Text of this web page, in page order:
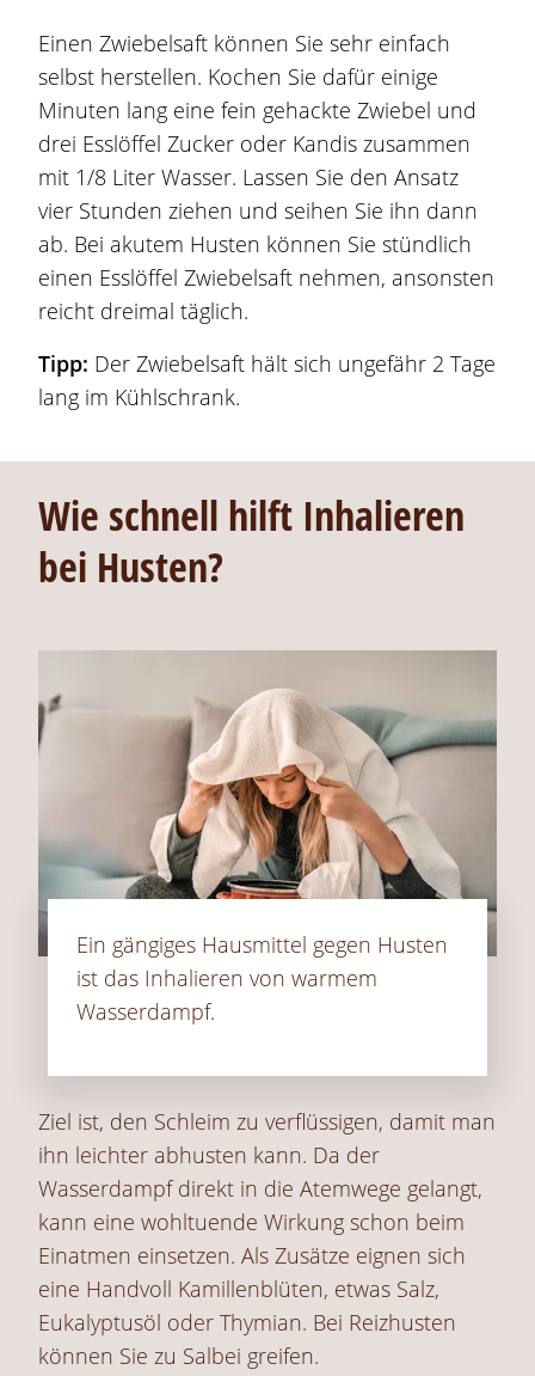
Einen Zwiebelsaft können Sie sehr einfach
selbst herstellen. Kochen Sie dafür einige
Minuten lang eine fein gehackte Zwiebel und
drei Esslöffel Zucker oder Kandis zusammen
mit 1/8 Liter Wasser. Lassen Sie den Ansatz
vier Stunden ziehen und seihen Sie ihn dann
ab. Bei akutem Husten können Sie stündlich
einen Esslöffel Zwiebelsaft nehmen, ansonsten
reicht dreimal täglich.
Tipp: Der Zwiebelsaft hält sich ungefähr 2 Tage
lang im Kühlschrank.
Wie schnell hilft Inhalieren
bei Husten?
Ein gängiges Hausmittel gegen Husten
ist das Inhalieren von warmem
Wasserdampf.
Ziel ist, den Schleim zu verflüssigen, damit man
ihn leichter abhusten kann. Da der
Wasserdampf direkt in die Atemwege gelangt,
kann eine wohltuende Wirkung schon beim
Einatmen einsetzen. Als Zusätze eignen sich
eine Handvoll Kamillenblüten, etwas Salz,
Eukalyptusöl oder Thymian. Bei Reizhusten
können Sie zu Salbei greifen.